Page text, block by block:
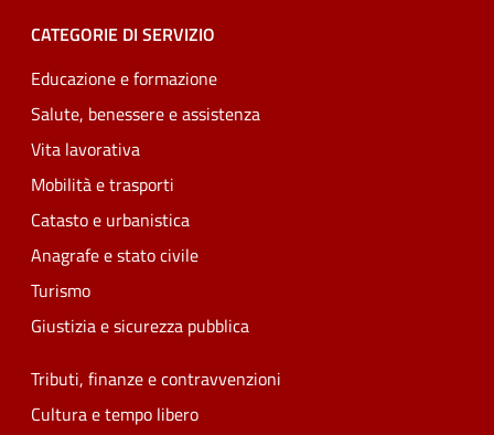
CATEGORIE DI SERVIZIO
Educazione e formazione
Salute, benessere e assistenza
Vita lavorativa
Mobilità e trasporti
Catasto e urbanistica
Anagrafe e stato civile
Turismo
Giustizia e sicurezza pubblica
Tributi, finanze e contravvenzioni
Cultura e tempo libero